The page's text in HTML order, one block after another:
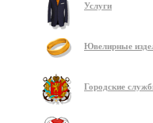
Услуги
Ювелирные
Городские